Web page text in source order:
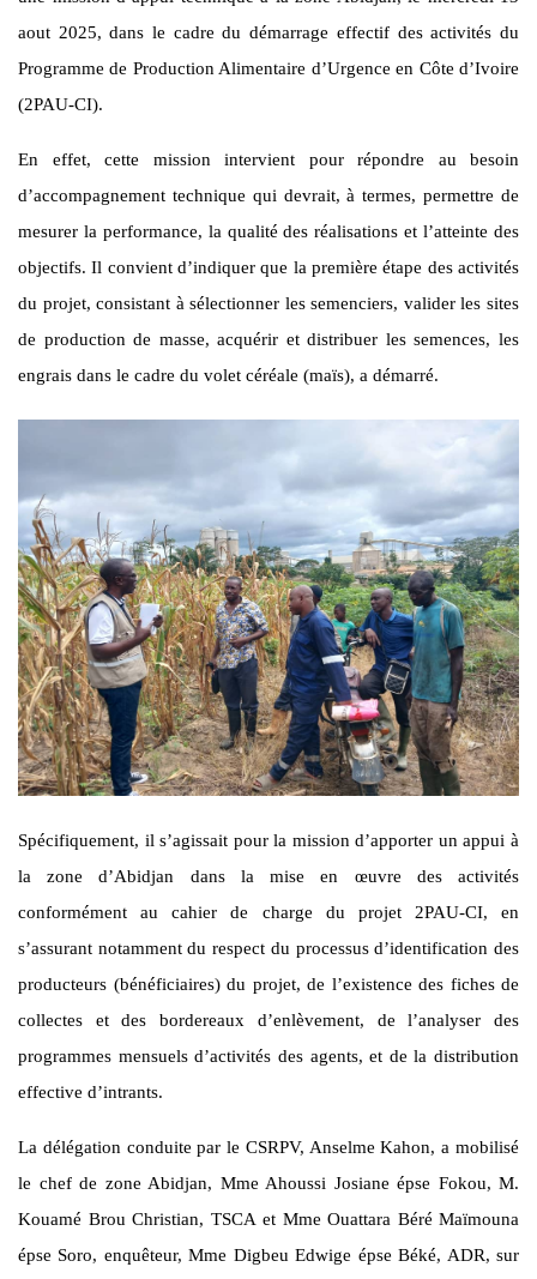
aout 2025, dans le cadre du démarrage effectif des activités du
Programme de Production Alimentaire d’Urgence en Côte d’Ivoire
(2PAU-CI).
En effet, cette mission intervient pour répondre au besoin
d’accompagnement technique qui devrait, à termes, permettre de
mesurer la performance, la qualité des réalisations et l’atteinte des
objectifs. Il convient d’indiquer que la première étape des activités
du projet, consistant à sélectionner les semenciers, valider les sites
de production de masse, acquérir et distribuer les semences, les
engrais dans le cadre du volet céréale (maïs), a démarré.
Spécifiquement, il s’agissait pour la mission d’apporter un appui à
la zone d’Abidjan dans la mise en œuvre des activités
conformément au cahier de charge du projet 2PAU-CI, en
s’assurant notamment du respect du processus d’identification des
producteurs (bénéficiaires) du projet, de l’existence des fiches de
collectes et des bordereaux d’enlèvement, de l’analyser des
programmes mensuels d’activités des agents, et de la distribution
effective d’intrants.
La délégation conduite par le CSRPV, Anselme Kahon, a mobilisé
le chef de zone Abidjan, Mme Ahoussi Josiane épse Fokou, M.
Kouamé Brou Christian, TSCA et Mme Ouattara Béré Maïmouna
épse Soro, enquêteur, Mme Digbeu Edwige épse Béké, ADR, sur